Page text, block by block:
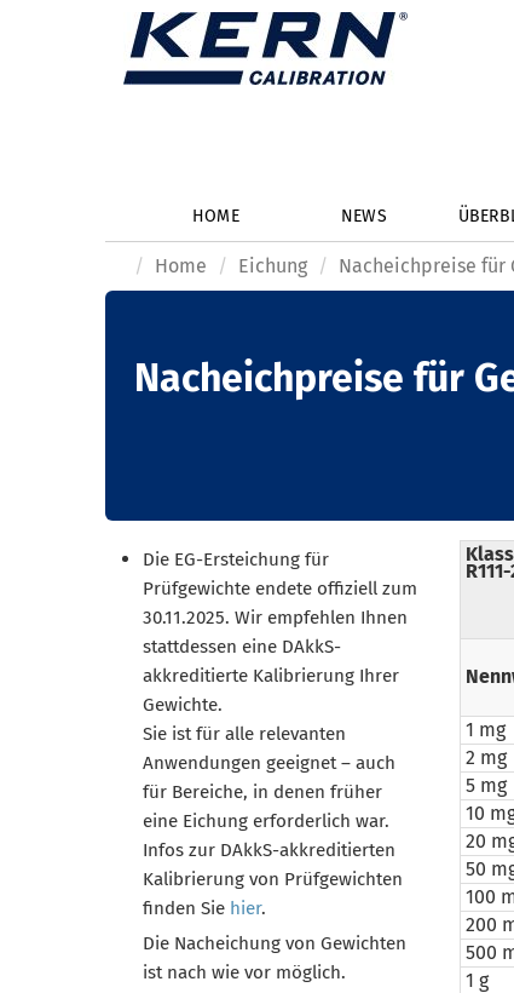
HOME NEWS
Home Eichung Nacheichpreise für
Nacheichpreise für
Die EG-Ersteichung für
Prüfgewichte endete offiziell zum
30.11.2025. Wir empfehlen Ihnen
stattdessen eine DAkkS-
akkreditierte Kalibrierung Ihrer
Gewichte.
Sie ist für alle relevanten
Anwendungen geeignet – auch
für Bereiche, in denen früher
eine Eichung erforderlich war.
Infos zur DAkkS-akkreditierten
Kalibrierung von Prüfgewichten
finden Sie hier.
Die Nacheichung von Gewichten
ist nach wie vor möglich.
1 mg
2 mg
5 mg
10
20
50
100
200
500
1 g